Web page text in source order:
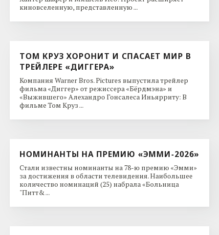
киновселенную, представленную ...
ТОМ КРУЗ ХОРОНИТ И СПАСАЕТ МИР В
ТРЕЙЛЕРЕ «ДИГГЕРА»
Компания Warner Bros. Pictures выпустила трейлер
фильма «Диггер» от режиссера «Бёрдмэна» и
«Выжившего» Алехандро Гонсалеса Иньярриту: В
фильме Том Круз ...
НОМИНАНТЫ НА ПРЕМИЮ «ЭММИ-2026»
Стали известны номинанты на 78-ю премию «Эмми»
за достижения в области телевидения. Наибольшее
количество номинаций (25) набрала «Больница
"Питт& ...